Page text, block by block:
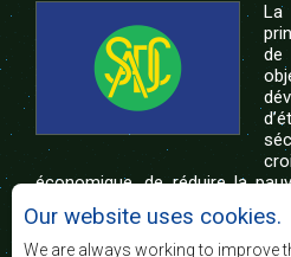
économique, de réduire la
niveau et la qualité de vie du
australe et d’appuyer les
biais de l’intégration
Our website uses cookies.
We are always working to improve